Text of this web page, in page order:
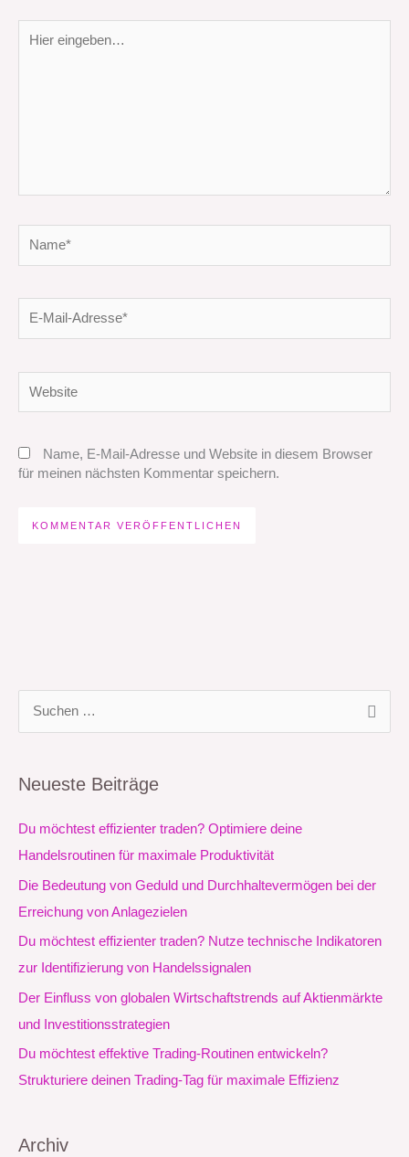
eingeben…
Mail-
Name, E-Mail-Adresse und Website in diesem Browser
für meinen nächsten Kommentar speichern.
h
e
n
Neueste Beiträge
Du möchtest effizienter traden? Optimiere deine
Handelsroutinen für maximale Produktivität
Die Bedeutung von Geduld und Durchhaltevermögen bei der
Erreichung von Anlagezielen
Du möchtest effizienter traden? Nutze technische Indikatoren
zur Identifizierung von Handelssignalen
Der Einfluss von globalen Wirtschaftstrends auf Aktienmärkte
und Investitionsstrategien
Du möchtest effektive Trading-Routinen entwickeln?
Strukturiere deinen Trading-Tag für maximale Effizienz
Archiv